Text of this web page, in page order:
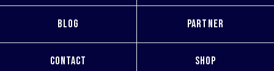
BLOG PARTNER
CONTACT SHOP